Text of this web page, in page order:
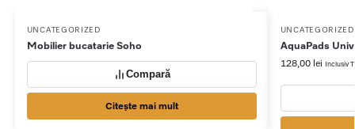
UNCATEGORIZED
Mobilier bucatarie Soho
Compară
Citește mai mult
UNCATEGORIZED
AquaPads
128,00 lei Inclusiv